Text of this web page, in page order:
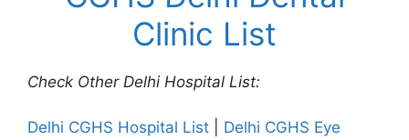
Clinic List
Check Other Delhi Hospital List:
Delhi CGHS Hospital List
Delhi CGHS Eye